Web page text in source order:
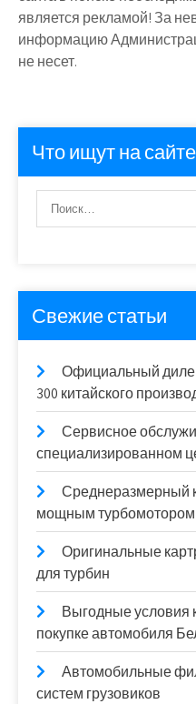
является рекламой! За
информацию
не несет.
Что ищут на
Свежие статьи
Официальный
300 китайского
Сервисное
специализированном
Среднеразмерный
мощным турбомотором
Оригинальные
для турбин
Выгодные условия
покупке автомобиля
Автомобильные
систем грузовиков